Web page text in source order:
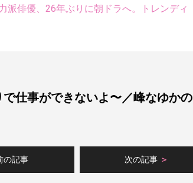
俳優、26年ぶりに朝ドラへ。トレンディ
仕事ができないよ〜／峰なゆかの
の記事 次の記事